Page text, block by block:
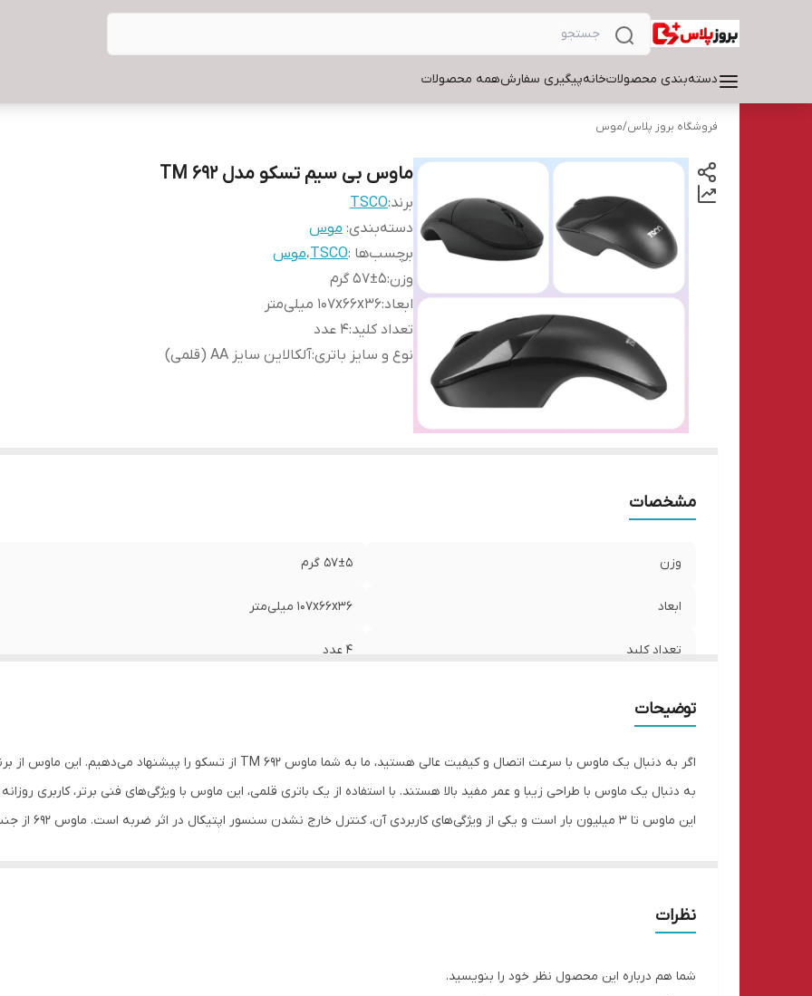
دسته‌بندی محصولاتخانهپیگیری سفارشهمه محصولات
فروشگاه بروز پلاس/موس
ماوس بی سیم تسکو مدل TM 692
برند:TSCO
دسته‌بندی: موس
برچسب‌ها :TSCO،موس
وزن:۵۷±۵ گرم
ابعاد:۱۰۷x۶۶x۳۶ میلی‌متر
تعداد کلید:۴ عدد
نوع و سایز باتری:آلکالاین سایز AA (قلمی)
مشخصات
وزن ۵۷±۵ گرم
ابعاد ۱۰۷x۶۶x۳۶ میلی‌متر
تعداد کلید ۴ عدد
توضیحات
به دنبال یک ماوس با طراحی زیبا و عمر مفید بالا هستند. با استفاده از یک باتری قلمی، این ماوس با ویژگی‌های فنی برتر، کاربری
عمل کند. غلتکی اسکرول این ماوس هم با دقت و حساسیت بالا عمل می‌کند و بسیار روان کار می‌کند. همچنین این تکنولوژی از دوام و
نظرات
شما هم درباره این محصول نظر خود را بنویسید.